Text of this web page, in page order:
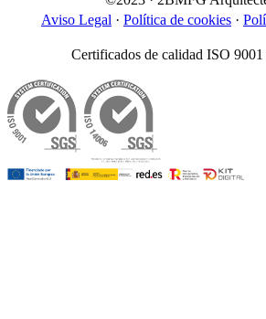
Aviso Legal · Política de cookies ·
Certificados de calidad ISO